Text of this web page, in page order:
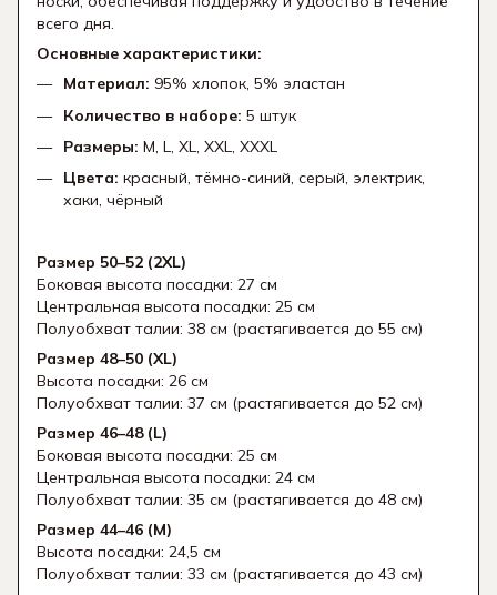
всего дня.
Основные характеристики:
Материал: 95% хлопок, 5% эластан
Количество в наборе: 5 штук
Размеры: M, L, XL, XXL, XXXL
Цвета: красный, тёмно-синий, серый, электрик,
хаки, чёрный
Размер 50–52 (2XL)
Боковая высота посадки: 27 см
Центральная высота посадки: 25 см
Полуобхват талии: 38 см (растягивается до 55 см)
Размер 48–50 (XL)
Высота посадки: 26 см
Полуобхват талии: 37 см (растягивается до 52 см)
Размер 46–48 (L)
Боковая высота посадки: 25 см
Центральная высота посадки: 24 см
Полуобхват талии: 35 см (растягивается до 48 см)
Размер 44–46 (M)
Высота посадки: 24,5 см
Полуобхват талии: 33 см (растягивается до 43 см)